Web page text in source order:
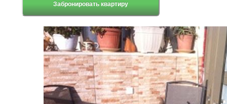
Забронировать квартиру